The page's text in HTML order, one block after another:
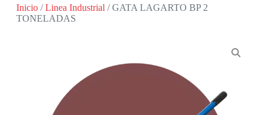
Inicio/Linea Industrial / GATA LAGARTO BP 2
TONELADAS